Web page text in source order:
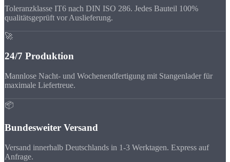
Toleranzklasse IT6 nach DIN ISO 286. Jedes Bauteil 100%
qualitätsgeprüft vor Auslieferung.
🚀
24/7 Produktion
Mannlose Nacht- und Wochenendfertigung mit Stangenlader für
maximale Liefertreue.
📦
Bundesweiter Versand
Versand innerhalb Deutschlands in 1-3 Werktagen. Express auf
Anfrage.